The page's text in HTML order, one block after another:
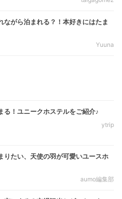
ながら泊まれる？！本好きにはたま
Yuuna
る！ユニークホステルをご紹介♪
ytrip
りたい、天使の羽が可愛いユースホ
aumo編集部